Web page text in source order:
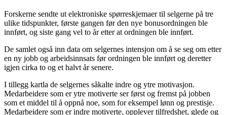
Forskerne sendte ut elektroniske spørreskjemaer til selgerne på tre
ulike tidspunkter, første gangen før den nye bonusordningen ble
innført, og siste gang vel to år etter at ordningen ble innført.
De samlet også inn data om selgernes intensjon om å se seg om etter
en ny jobb og arbeidsinnsats før ordningen ble innført og deretter
igjen cirka to og et halvt år senere.
I tillegg kartla de selgernes såkalte indre og ytre motivasjon.
Medarbeidere som er ytre motiverte ser først og fremst på jobben
som et middel til å oppnå noe, som for eksempel lønn og prestisje.
Medarbeidere som er indre motiverte, opplever tilfredshet, glede og